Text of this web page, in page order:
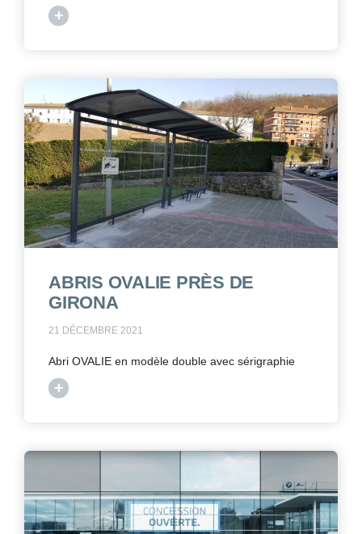
+
ABRIS OVALIE PRÈS DE
GIRONA
21 DÉCEMBRE 2021
Abri OVALIE en modèle double avec sérigraphie
+